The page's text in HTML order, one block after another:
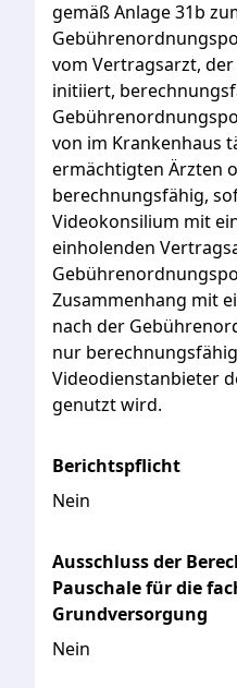
gemäßAnlage31b
vom Vertragsarzt, der
initiiert,
von im Krankenhaus
ermächtigten Ärzten
berechnungsfähig,
Videokonsilium mit
einholenden
Zusammenhang mit
nach der
nur
Videodienstanbieter
genutztwird.
Berichtspflicht
Nein
Ausschluss der
Pauschale für die
Grundversorgung
Nein